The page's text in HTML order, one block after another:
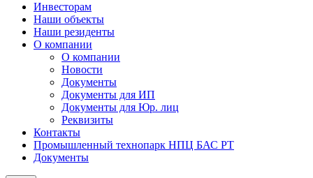
Инвесторам
Наши объекты
Наши резиденты
О компании
О компании
Новости
Документы
Документы для ИП
Документы для Юр. лиц
Реквизиты
Контакты
Промышленный технопарк НПЦ БАС РТ
Документы